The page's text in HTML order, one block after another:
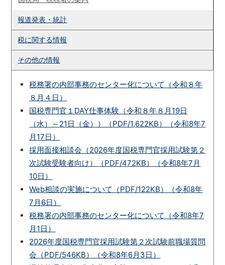
報道発表・統計
税に関する情報
その他の情報
税務署の内部事務のセンター化について（令和８年
８月４日）
国税専門官１DAY仕事体験（令和８年８月19日
（水）～21日（金））（PDF/1,622KB）（令和8年7
月17日）
採用面接相談会（2026年度国税専門官採用試験第２
次試験受験者向け）（PDF/472KB）（令和8年7月
10日）
Web相談の実施について（PDF/122KB）（令和8年
7月6日）
税務署の内部事務のセンター化について（令和8年7
月1日）
2026年度国税専門官採用試験第２次試験前職場質問
会（PDF/546KB）（令和8年6月3日）